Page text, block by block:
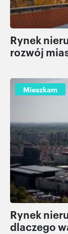
Rynek
rozwój
Mieszkam
Rynek
dlaczego